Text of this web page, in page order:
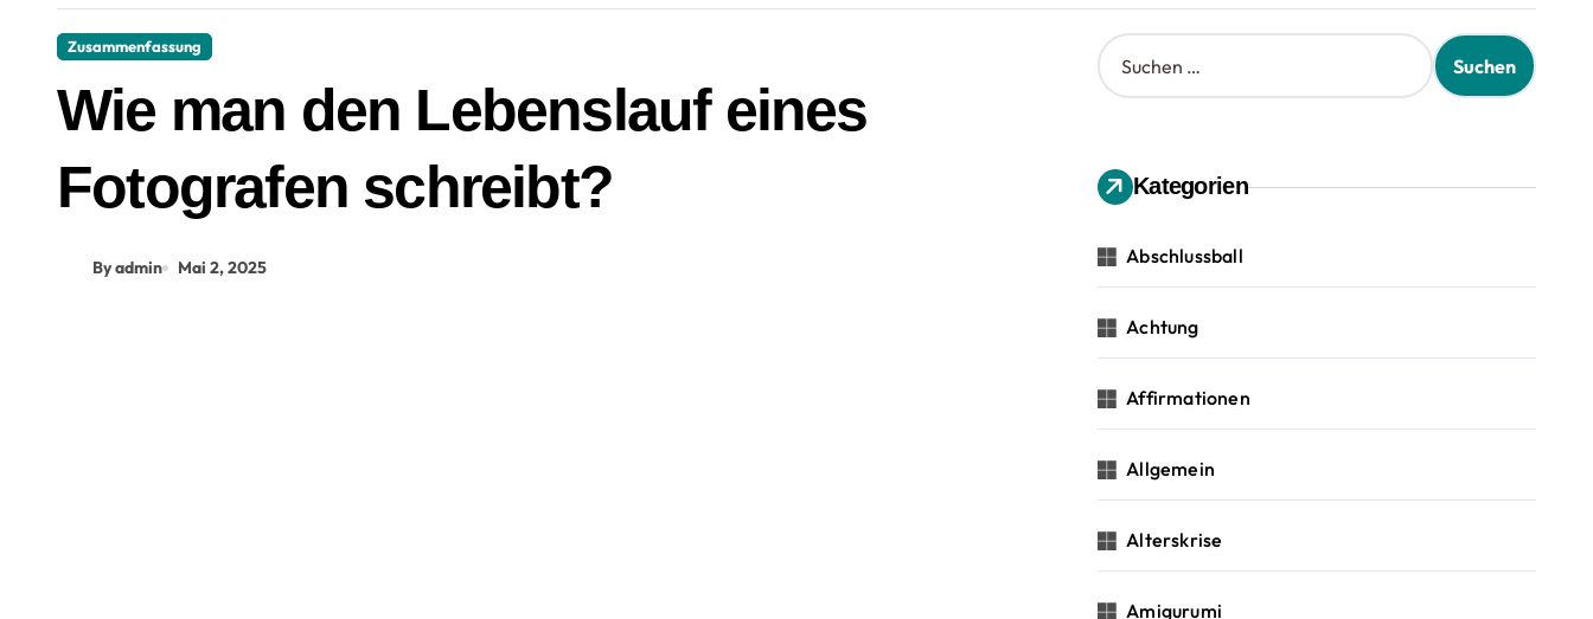
Zusammenfassung
Wie man den Lebenslauf eines
Fotografen schreibt?
By admin Mai 2, 2025
S
u
n
n
c
Kategorien
Abschlussball
Achtung
Affirmationen
Allgemein
Alterskrise
Amigurumi